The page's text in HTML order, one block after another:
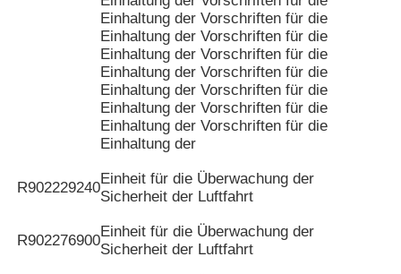
Einhaltung der Vorschriften für die
Einhaltung der Vorschriften für die
Einhaltung der Vorschriften für die
Einhaltung der Vorschriften für die
Einhaltung der Vorschriften für die
Einhaltung der Vorschriften für die
Einhaltung der Vorschriften für die
Einhaltung der
R902229240
Einheit für die Überwachung der
Sicherheit der Luftfahrt
R902276900
Einheit für die Überwachung der
Sicherheit der Luftfahrt